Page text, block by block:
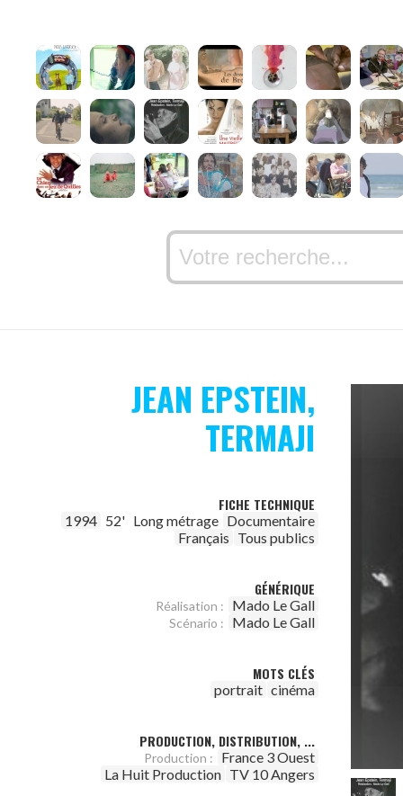
JEAN EPSTEIN,
TERMAJI
FICHE TECHNIQUE
1994 52' Long métrage Documentaire
Français Tous publics
GÉNÉRIQUE
Réalisation : Mado Le Gall
Scénario : Mado Le Gall
MOTS CLÉS
portrait cinéma
PRODUCTION, DISTRIBUTION, ...
Production :
France 3 Ouest
La Huit Production TV 10 Angers